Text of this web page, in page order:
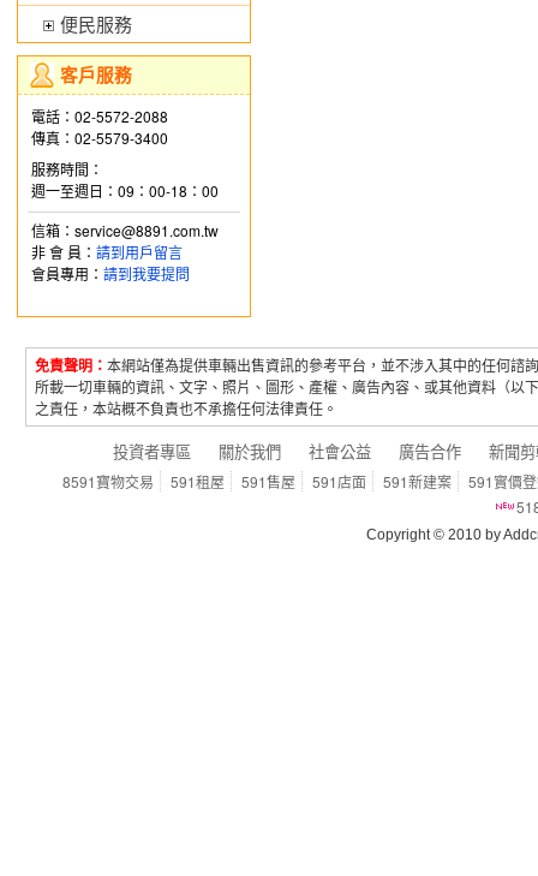
便民服務
客戶服務
電話：02-5572-2088
傳真：02-5579-3400
服務時間：
週一至週日：09：00-18：00
信箱：service@8891.com.tw
非 會 員： 請到用戶留言
會員專用： 請到我要提問
免責聲明： 本網站僅為提供車輛出售資訊的參考平台，並不涉入其中的任何
所載一切車輛的資訊、文字、照片、圖形、產權、廣告內容、或其他資料（
之責任，本站概不負責也不承擔任何法律責任。
投資者專區 關於我們 社會公益 廣告合作 新聞
8591寶物交易 591租屋 591售屋 591店面 591新建案
591實價
Copyright © 2010 by